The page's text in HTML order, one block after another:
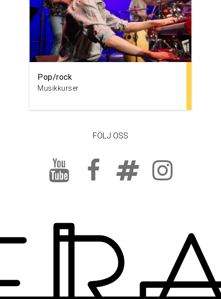
Pop/rock
Musikkurser
FÖLJ OSS